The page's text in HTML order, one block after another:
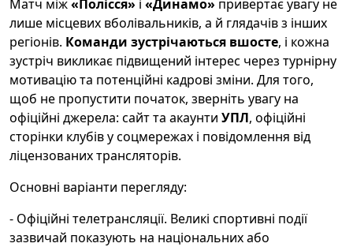
Матч між«Полісся» і «Динамо» привертає увагу не
лише місцевих вболівальників, а й глядачів з інших
регіонів. Команди зустрічаються вшосте, і кожна
зустріч викликає підвищений інтерес через турнірну
мотивацію та потенційні кадрові зміни. Для того,
щоб не пропустити початок, зверніть увагу на
офіційні джерела: сайт та акаунти УПЛ, офіційні
сторінки клубів у соцмережах і повідомлення від
ліцензованих трансляторів.
Основні варіанти перегляду:
- Офіційні телетрансляції. Великі спортивні події
зазвичай показують на національних або